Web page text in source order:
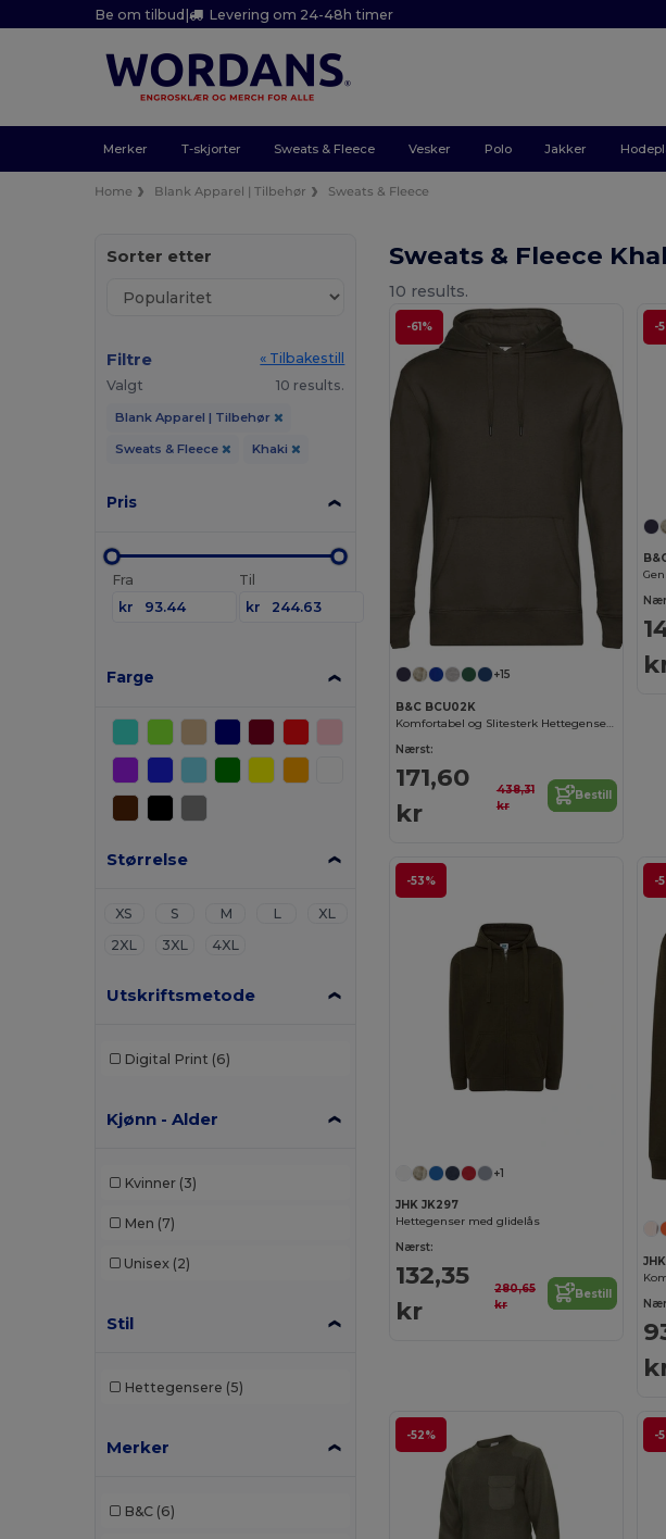
Be om tilbud| Levering om 24-48h timer
Merker T-skjorter Sweats & Fleece Vesker Polo Jakker
Home Blank Apparel | Tilbehør Sweats & Fleece
Sorter etter
Filtre
« Tilbakestill
Valgt
10 results.
Blank Apparel | Tilbehør
Sweats & Fleece Khaki
Pris
Fra
kr
Til
kr
Farge
Størrelse
XS S M L
XL
2XL
3XL 4XL
Utskriftsmetode
Digital Print (6)
Kjønn - Alder
Kvinner (3)
Men (7)
Unisex (2)
Stil
Hettegensere (5)
Merker
B&C (6)
Sweats & Fleece
10 results.
-61%
+15
B&C BCU02K
Komfortabel og Slitesterk Hettegenser fra B&C
Nærst:
171,60
kr
438,31
kr
Bestill
-
-53%
+1
JHK JK297
Hettegenser med glidelås
Nærst:
132,35
kr
280,65
kr
Bestill
-
-52% -